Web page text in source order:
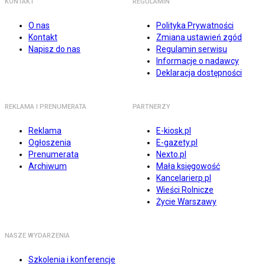
O nas
Kontakt
Napisz do nas
Polityka Prywatności
Zmiana ustawień zgód
Regulamin serwisu
Informacje o nadawcy
Deklaracja dostępności
REKLAMA I PRENUMERATA
Reklama
Ogłoszenia
Prenumerata
Archiwum
PARTNERZY
E-kiosk.pl
E-gazety.pl
Nexto.pl
Mała księgowość
Kancelarierp.pl
Wieści Rolnicze
Życie Warszawy
NASZE WYDARZENIA
Szkolenia i konferencje